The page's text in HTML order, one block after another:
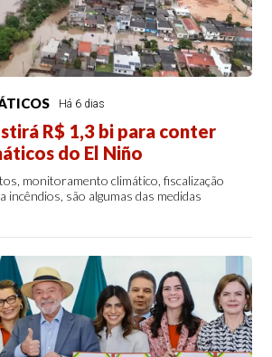
Há 6 dias
R$ 1,3 bi para conter
do El Niño
monitoramento climático, fiscalização
incêndios, são algumas das medidas